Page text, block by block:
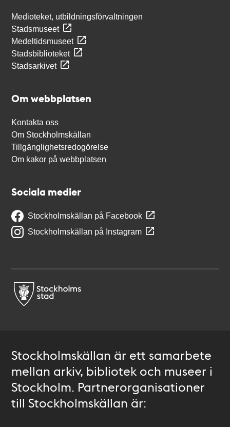
Medioteket, utbildningsförvaltningen
Stadsmuseet
Medeltidsmuseet
Stadsbiblioteket
Stadsarkivet
Om webbplatsen
Kontakta oss
Om Stockholmskällan
Tillgänglighetsredogörelse
Om kakor på webbplatsen
Sociala medier
Stockholmskällan på Facebook
Stockholmskällan på Instagram
Stockholmskällan är ett samarbete
mellan arkiv, bibliotek och museer i
Stockholm. Partnerorganisationer
till Stockholmskällan är: